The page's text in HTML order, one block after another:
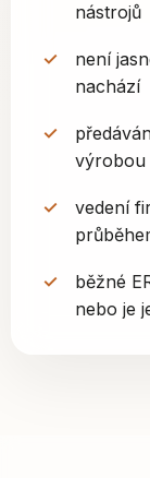
nástrojů
není
nachází
výrobou
vedení
běžné
nebo je